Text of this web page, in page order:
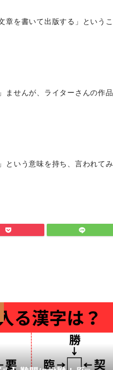
章を書いて出版する」というこ
ませんが、ライターさんの作品
という意味を持ち、言われてみ